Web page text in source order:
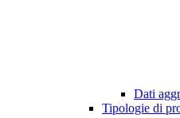
Dati
Tipologie di